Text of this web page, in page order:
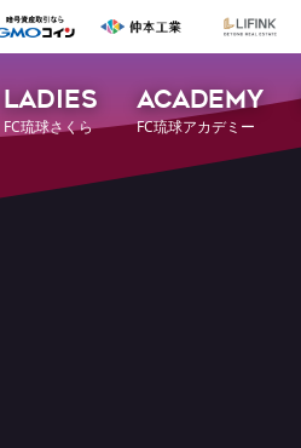
LADIES
FC琉球さくら
ACADEMY
FC琉球アカデミー